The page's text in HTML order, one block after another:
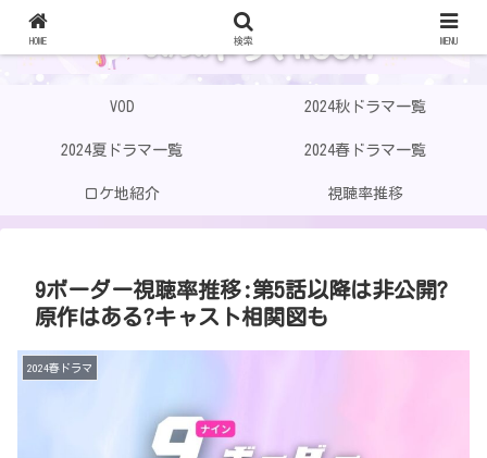
VOD 2024秋ドラマ一覧
2024夏ドラマ一覧 2024春ドラマ一覧
ロケ地紹介 視聴率推移
9ボーダー視聴率推移:第5話以降は非公開?
原作はある?キャスト相関図も
2024春ドラマ
HOME 検索 MENU